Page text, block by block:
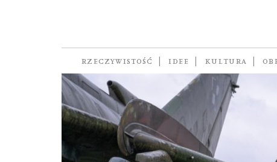
RZECZYWISTOŚĆ IDEE KULTURA